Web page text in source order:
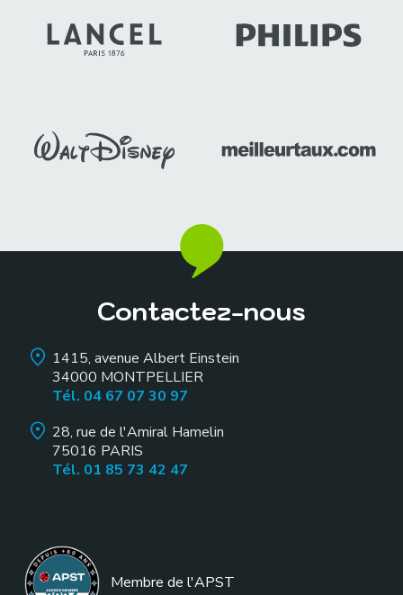
Contactez-nous
1415, avenue Albert Einstein
34000 MONTPELLIER
Tél. 04 67 07 30 97
28, rue de l'Amiral Hamelin
75016 PARIS
Tél. 01 85 73 42 47
Membre de l'APST